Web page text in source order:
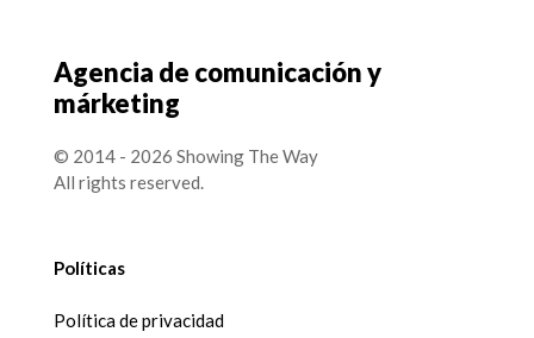
Agencia de comunicación y
márketing
© 2014 - 2026 Showing The Way
All rights reserved.
Políticas
Política de privacidad